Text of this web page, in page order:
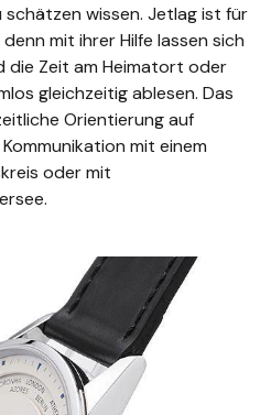
schätzen wissen. Jetlag ist für
mit ihrer Hilfe lassen sich
die Zeit am Heimatort oder
gleichzeitig ablesen. Das
Orientierung auf
mit einem
oder mit